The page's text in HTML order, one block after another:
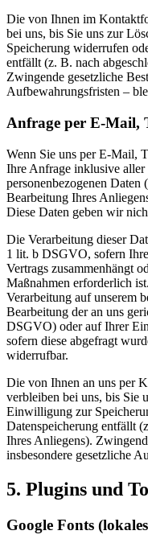
Die von Ihnen im
bei uns, bis Sie uns zur
Speicherung widerrufen
entfällt (z. B. nach
Zwingende gesetzliche
Aufbewahrungsfristen –
Anfrage per E-Mail,
Wenn Sie uns per E-Mail,
Ihre Anfrage inklusive aller
personenbezogenen
Bearbeitung Ihres
Diese Daten geben wir
Die Verarbeitung dieser
1 lit. b DSGVO, sofern
Vertrags zusammenhängt
Maßnahmen erforderlich
Verarbeitung auf unserem
Bearbeitung der an uns
DSGVO) oder auf Ihrer
sofern diese abgefragt
widerrufbar.
Die von Ihnen an uns per
verbleiben bei uns, bis Sie
Einwilligung zur
Datenspeicherung entfällt
Ihres Anliegens).
insbesondere gesetzliche
5. Plugins und
Google Fonts